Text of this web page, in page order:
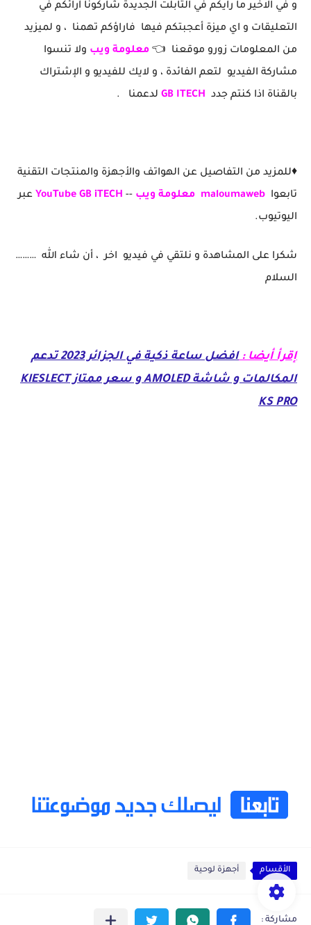
و في الاخير ما رايكم في التابلت الجديدة شاركونا آرائكم في
التعليقات و اي ميزة أعجبتكم فيها فاراؤكم تهمنا ، و لميزيد
من المعلومات زورو موقعنا 👈 معلومة ويب ولا تنسوا
مشاركة الفيديو لتعم الفائدة ، و لايك للفيديو و الإشتراك
بالقناة اذا كنتم جدد GB ITECH لدعمنا .
♦️للمزيد من التفاصيل عن الهواتف والأجهزة والمنتجات التقنية
تابعوا maloumaweb معلومة ويب --
YouTube GB iTECH عبر
اليوتيوب.
شكرا على المشاهدة و نلتقي في فيديو اخر ، أن شاء الله ………
السلام
إقرأ أيضا :
افضل ساعة ذكية في الجزائر 2023 تدعم
المكالمات و شاشة AMOLED و سعر ممتاز KIESLECT
KS PRO
الأقسام أجهزة لوحية